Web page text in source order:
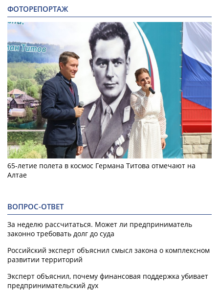
ФОТОРЕПОРТАЖ
65-летие полета в космос Германа Титова отмечают на
Алтае
ВОПРОС-ОТВЕТ
За неделю рассчитаться. Может ли предприниматель
законно требовать долг до суда
Российский эксперт объяснил смысл закона о комплексном
развитии территорий
Эксперт объяснил, почему финансовая поддержка убивает
предпринимательский дух